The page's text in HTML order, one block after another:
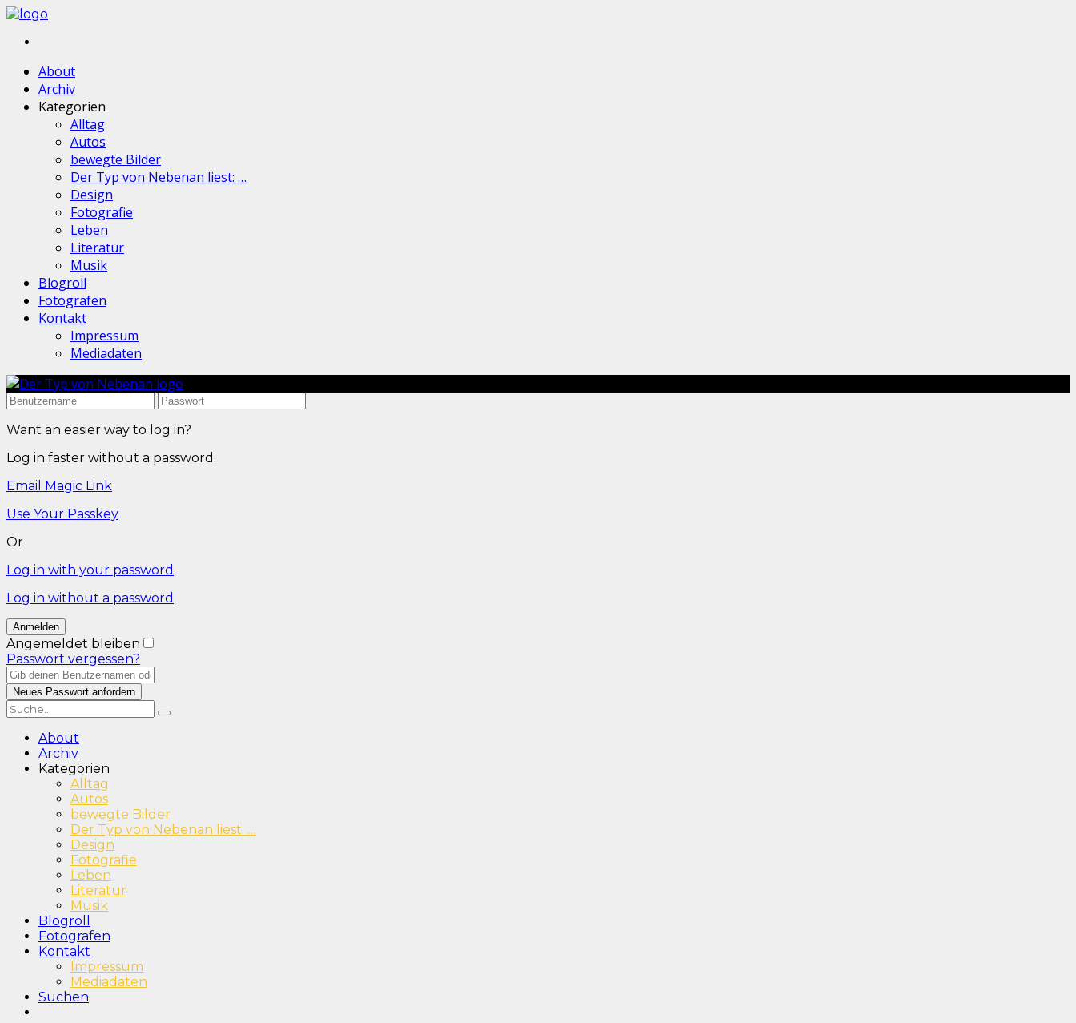
About
Archiv
Kategorien
Alltag
Autos
bewegte Bilder
Der Typ von Nebenan liest: …
Design
Fotografie
Leben
Literatur
Musik
Blogroll
Fotografen
Kontakt
Impressum
Mediadaten
Want an easier way to log in?
Log in faster without a password.
Email Magic Link
Use Your Passkey
Or
Log in with your password
Log in without a password
Angemeldet bleiben
Passwort vergessen?
About
Archiv
Kategorien
Alltag
Autos
bewegte Bilder
Der Typ von Nebenan liest: …
Design
Fotografie
Leben
Literatur
Musik
Blogroll
Fotografen
Kontakt
Impressum
Mediadaten
Suchen